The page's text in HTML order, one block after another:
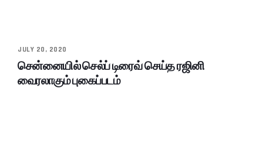
JULY 20, 2020
சென்னையில் செல்ப் டிரைவ் செய்த ரஜினி
வைரலாகும் புகைப்படம்